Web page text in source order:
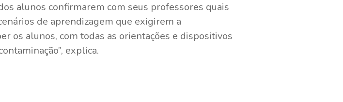
alunos confirmarem com seus professores quais
de aprendizagem que exigirem a
os alunos, com todas as orientações e dispositivos
explica.